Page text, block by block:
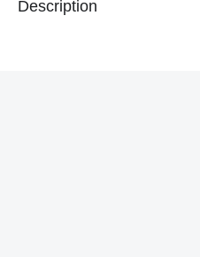
Description